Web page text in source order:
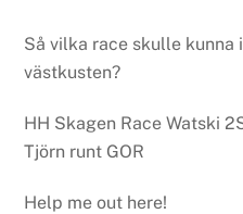
Så vilka race skulle kunna
västkusten?
HH Skagen Race Watski
Tjörn runt GOR
Help me out here!